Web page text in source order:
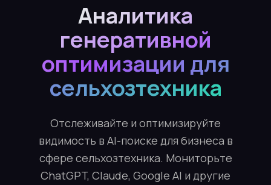
Аналитика
генеративной
оптимизации для
сельхозтехника
Отслеживайте и оптимизируйте
видимость в AI-поиске для бизнеса в
сфере сельхозтехника. Мониторьте
ChatGPT, Claude, Google AI и другие